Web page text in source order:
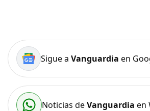
Sigue a Vanguardia en
Noticias deVanguardia en